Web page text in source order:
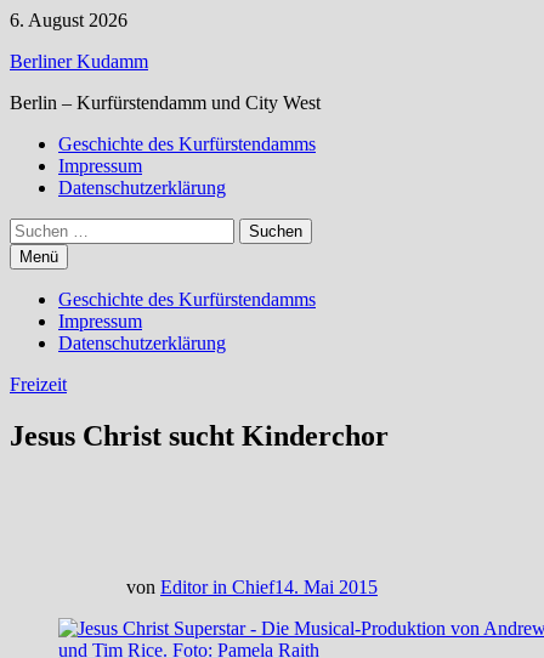
Zum
springen
6. August 2026
Berliner Kudamm
Berlin – Kurfürstendamm und City West
Geschichte des Kurfürstendamms
Impressum
Datenschutzerklärung
Suchen
nach:
Menü
Geschichte des Kurfürstendamms
Impressum
Datenschutzerklärung
Freizeit
Jesus Christ sucht Kinderchor
von Editor in Chief14. Mai 2015